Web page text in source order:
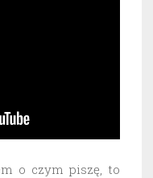
o czym piszę, to